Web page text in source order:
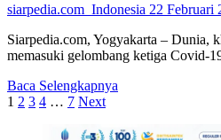
siarpedia.com_Indonesia 22 Februari
Siarpedia.com, Yogyakarta – Dunia,
memasuki gelombang ketiga Covid-
Baca Selengkapnya
Istimewa,
Paginasi
1 2 3 4 … 7 Next